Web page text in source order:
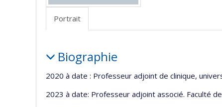
Portrait
Biographie
2020 à date : Professeur adjoint de clinique,
2023 à date: Professeur adjoint associé. Faculté